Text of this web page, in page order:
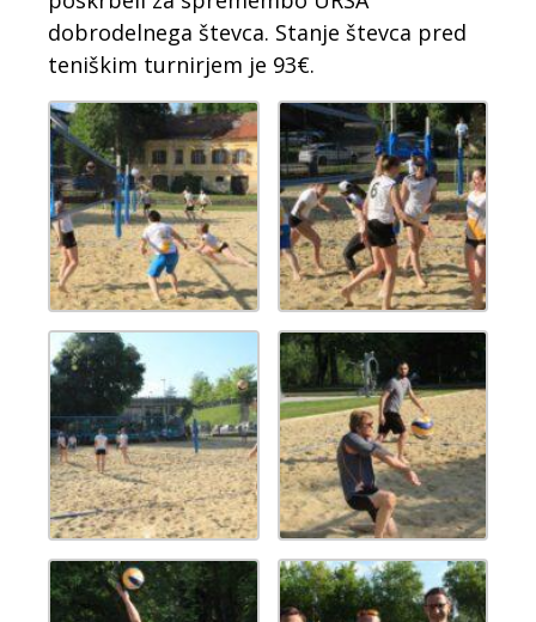
dobrodelnega števca. Stanje števca pred
teniškim turnirjem je 93€.